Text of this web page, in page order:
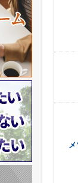
メ